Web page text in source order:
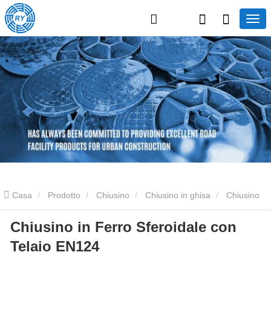
Casa Prodotto Chiusino Chiusino in ghisa
in Ferro Sferoidale con Telaio EN124
Chiusino in Ferro Sferoidale con
Telaio EN124